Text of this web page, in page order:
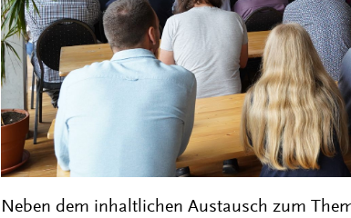
Neben dem inhaltlichen Austausch zum